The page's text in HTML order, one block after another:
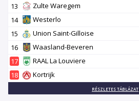
13
Zulte Waregem
14
Westerlo
15
Union Saint-Gilloise
16
Waasland-Beveren
17
RAAL La Louviere
18
Kortrijk
RÉSZLETES TÁBLÁZAT